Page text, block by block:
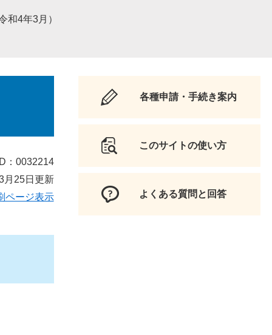
和4年3月）
：0032214
月25日更新
ページ表示
各種申請・手続き案内
このサイトの使い方
よくある質問と回答